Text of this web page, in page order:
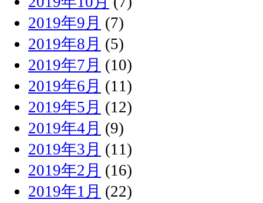
2019年9月 (7)
2019年8月 (5)
2019年7月 (10)
2019年6月 (11)
2019年5月 (12)
2019年4月 (9)
2019年3月 (11)
2019年2月 (16)
2019年1月 (22)